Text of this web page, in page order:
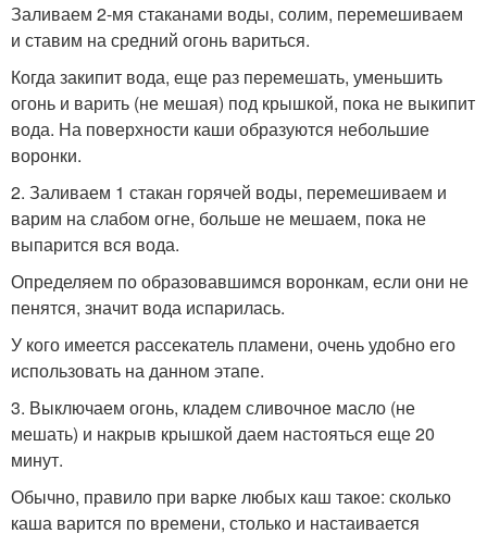
Заливаем 2-мя стаканами воды, солим, перемешиваем
и ставим на средний огонь вариться.
Когда закипит вода, еще раз перемешать, уменьшить
огонь и варить (не мешая) под крышкой, пока не выкипит
вода. На поверхности каши образуются небольшие
воронки.
2. Заливаем 1 стакан горячей воды, перемешиваем и
варим на слабом огне, больше не мешаем, пока не
выпарится вся вода.
Определяем по образовавшимся воронкам, если они не
пенятся, значит вода испарилась.
У кого имеется рассекатель пламени, очень удобно его
использовать на данном этапе.
3. Выключаем огонь, кладем сливочное масло (не
мешать) и накрыв крышкой даем настояться еще 20
минут.
Обычно, правило при варке любых каш такое: сколько
каша варится по времени, столько и настаивается